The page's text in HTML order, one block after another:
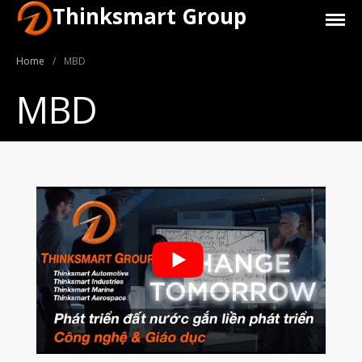
Trang Chủ
Sản Phẩm
Máy In 3D Để Bàn Formlabs U.S.
Máy In 3D SLA Công Nghiệp
Máy in 3D EOS
Máy in 3D nhựa PEEK EXT 220
MED | 3D SYSTEM
Thinksmart Group
Home / MBD
MBD